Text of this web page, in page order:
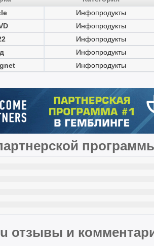
Инфопродукты
Инфопродукты
Инфопродукты
Инфопродукты
Инфопродукты
отзывы и